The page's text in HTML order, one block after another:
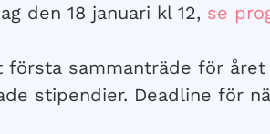
den 18 januari kl 12, se
första sammanträde för året
stipendier. Deadline för